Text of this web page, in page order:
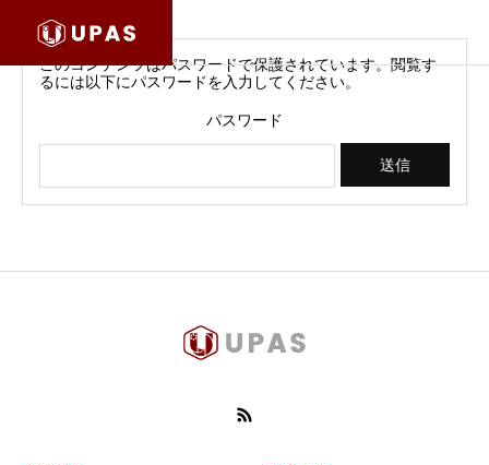
このコンテンツはパスワードで保護されています。閲覧す
るには以下にパスワードを入力してください。
パスワード